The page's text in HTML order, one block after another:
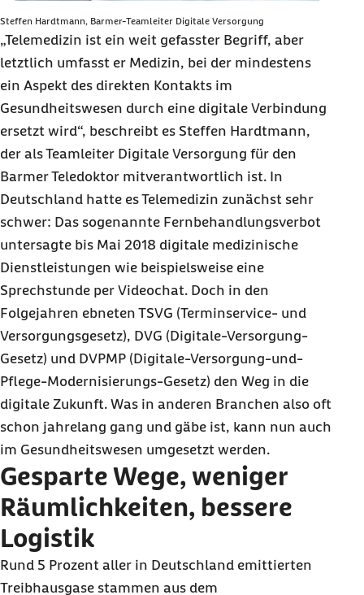
Steffen Hardtmann, Barmer-Teamleiter Digitale Versorgung
„Telemedizin ist ein weit gefasster Begriff, aber
letztlich umfasst er Medizin, bei der mindestens
ein Aspekt des direkten Kontakts im
Gesundheitswesen durch eine digitale Verbindung
ersetzt wird“, beschreibt es Steffen Hardtmann,
der als Teamleiter Digitale Versorgung für den
Barmer Teledoktor mitverantwortlich ist. In
Deutschland hatte es Telemedizin zunächst sehr
schwer: Das sogenannte Fernbehandlungsverbot
untersagte bis Mai 2018 digitale medizinische
Dienstleistungen wie beispielsweise eine
Sprechstunde per Videochat. Doch in den
Folgejahren ebneten TSVG (Terminservice- und
Versorgungsgesetz), DVG (Digitale-Versorgung-
Gesetz) und DVPMP (Digitale-Versorgung-und-
Pflege-Modernisierungs-Gesetz) den Weg in die
digitale Zukunft. Was in anderen Branchen also oft
schon jahrelang gang und gäbe ist, kann nun auch
im Gesundheitswesen umgesetzt werden.
Gesparte Wege, weniger
Räumlichkeiten, bessere
Logistik
Rund 5 Prozent aller in Deutschland emittierten
Treibhausgase stammen aus dem